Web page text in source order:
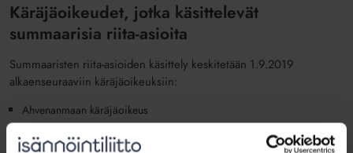
Käräjäoikeudet, jotka käsittelevät
summaarisia riita-asioita
Summaaristen riita-asioiden käsittely keskitetään 1.9.2019
alkaenseuraaviin käräjäoikeuksiin:
Ahvenanmaan käräjäoikeus
Helsingin käräjäoikeus
Itä-Uudenmaan käräjäoikeus